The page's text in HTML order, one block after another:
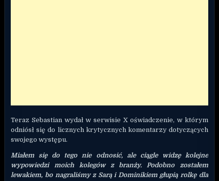
Teraz Sebastian wydał w serwisie X oświadczenie, w którym
odniósł się do licznych krytycznych komentarzy dotyczących
swojego występu.
Miałem się do tego nie odnosić, ale ciągle widzę kolejne
wypowiedzi moich kolegów z branży. Podobno zostałem
lewakiem, bo nagraliśmy z Sarą i Dominikiem głupią rolkę dla